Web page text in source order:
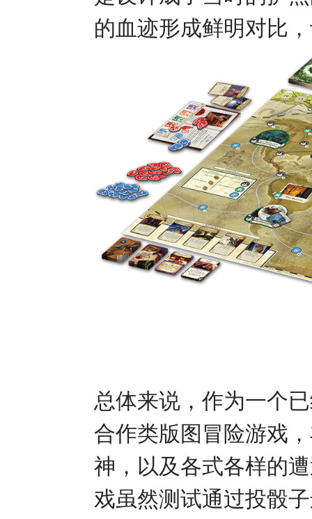
的血迹形成鲜明对比
总体来说，作为一个
合作类版图冒险游戏
神，以及各式各样的
戏虽然测试通过投骰